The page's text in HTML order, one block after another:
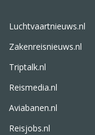
Luchtvaartnieuws.nl
Zakenreisnieuws.nl
Triptalk.nl
Reismedia.nl
Aviabanen.nl
Reisjobs.nl